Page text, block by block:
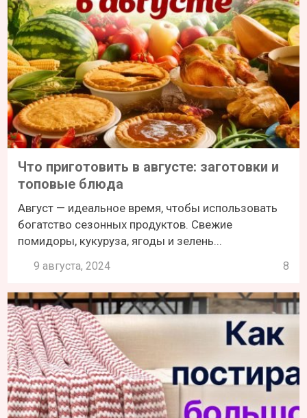
Что приготовить в августе: заготовки и
топовые блюда
Август — идеальное время, чтобы использовать
богатство сезонных продуктов. Свежие
помидоры, кукуруза, ягоды и зелень...
9 августа, 2024 8